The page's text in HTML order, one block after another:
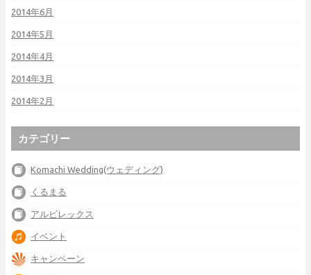
2014年6月
2014年5月
2014年4月
2014年3月
2014年2月
カテゴリー
Komachi Wedding(ウェディング)
くるまる
アルビレックス
イベント
キャンペーン